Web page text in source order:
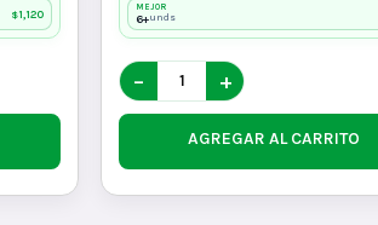
$1,120 MEJOR
6+unds
− +
AGREGAR AL CARRITO